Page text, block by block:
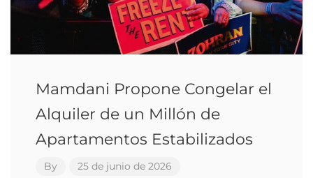
Mamdani Propone Congelar el
Alquiler de un Millón de
Apartamentos Estabilizados
By
25 de junio de 2026